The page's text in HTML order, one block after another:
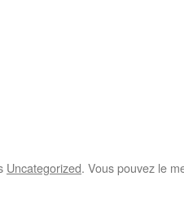
Uncategorized. Vous pouvez le